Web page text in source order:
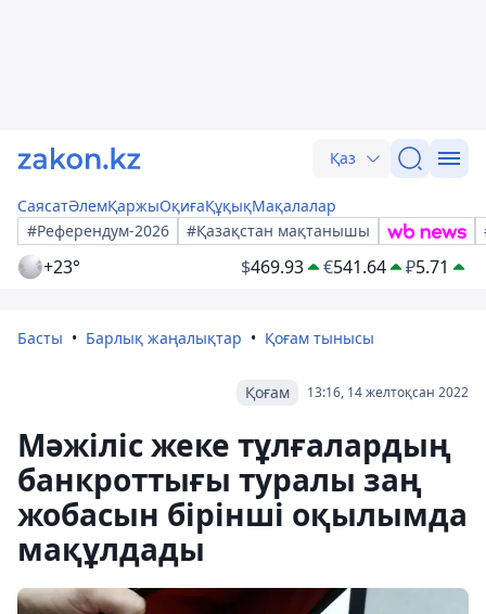
Қаз
СаясатӘлемҚаржыОқиғаҚұқықМақалалар
#Референдум-2026
#Қазақстан мақтанышы
+23° $469.93 €541.64 ₽5.71
Басты Барлық жаңалықтар Қоғам тынысы
13:16, 14 желтоқсан 2022
Қоғам
Мәжіліс жеке тұлғалардың
банкроттығы туралы заң
жобасын бірінші оқылымда
мақұлдады